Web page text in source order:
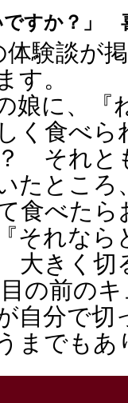
ですか？」
験談が
す。
娘に、
く食べ
それと
たところ
食べた
それな
大きく
の前の
自分で
までもあ